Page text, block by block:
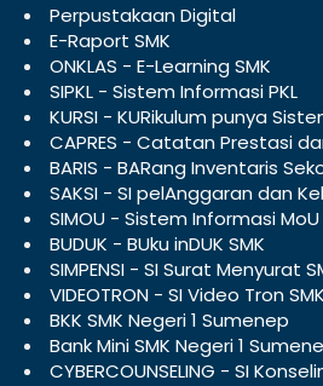
Perpustakaan Digital
E-Raport SMK
ONKLAS - E-Learning SMK
SIPKL - Sistem Informasi PKL
KURSI - KURikulum punya
CAPRES - Catatan Prestasi
BARIS - BARang Inventaris
SAKSI - SI pelAnggaran dan
SIMOU - Sistem Informasi MoU
BUDUK - BUku inDUK SMK
SIMPENSI - SI Surat Menyurat
VIDEOTRON - SI Video Tron SMK
BKK SMK Negeri 1 Sumenep
Bank Mini SMK Negeri 1
CYBERCOUNSELING - SI